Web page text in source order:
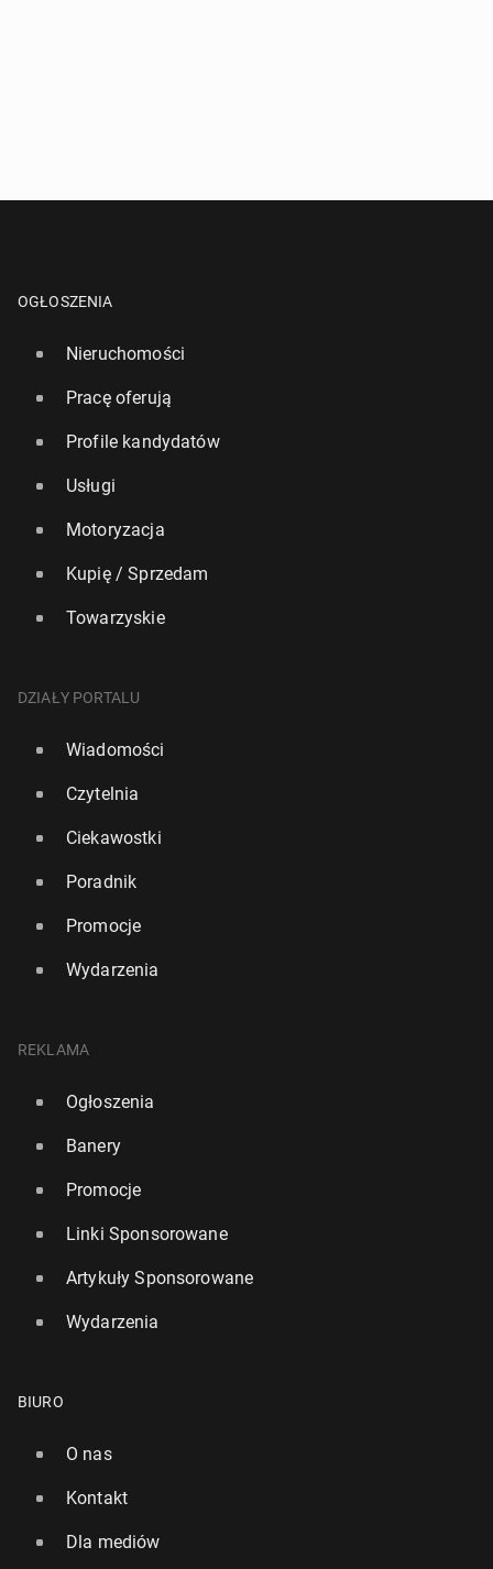
OGŁOSZENIA
Nieruchomości
Pracę oferują
Profile kandydatów
Usługi
Motoryzacja
Kupię / Sprzedam
Towarzyskie
DZIAŁY PORTALU
Wiadomości
Czytelnia
Ciekawostki
Poradnik
Promocje
Wydarzenia
REKLAMA
Ogłoszenia
Banery
Promocje
Linki Sponsorowane
Artykuły Sponsorowane
Wydarzenia
BIURO
O nas
Kontakt
Dla mediów